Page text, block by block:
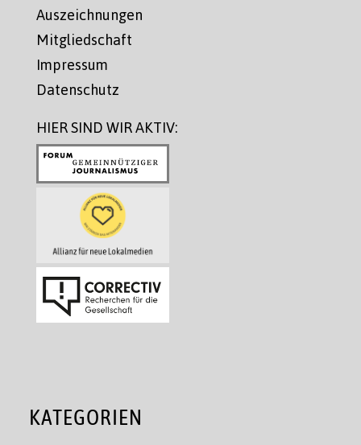
Auszeichnungen
Mitgliedschaft
Impressum
Datenschutz
HIER SIND WIR AKTIV:
KATEGORIEN